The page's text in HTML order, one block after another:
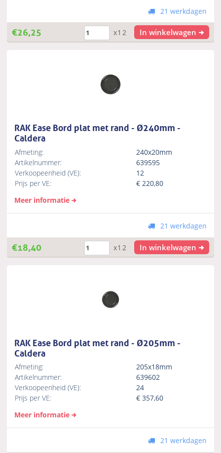
21 werkdagen
€26,25 x12 In winkelwagen
RAK Ease Bord plat met rand - Ø240mm -
Caldera
Afmeting:
240x20mm
Artikelnummer:
639595
Verkoopeenheid (VE):
12
Prijs per VE:
€220,80
Meer informatie
21 werkdagen
€18,40 x12 In winkelwagen
RAK Ease Bord plat met rand - Ø205mm -
Caldera
Afmeting:
205x18mm
Artikelnummer:
639602
Verkoopeenheid (VE):
24
Prijs per VE:
€357,60
Meer informatie
21 werkdagen